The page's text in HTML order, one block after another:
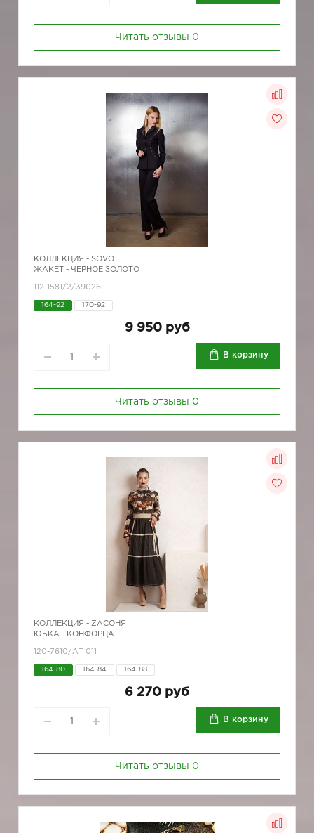
Читать отзывы 0
КОЛЛЕКЦИЯ - SOVO
ЖАКЕТ - ЧЕРНОЕ ЗОЛОТО
112-1581/2/39026
164-92 170-92
9 950 руб
В корзину
Читать отзывы 0
КОЛЛЕКЦИЯ - ZAСОНЯ
ЮБКА - КОНФОРЦА
120-7610/АТ 011
164-80 164-84 164-88
6 270 руб
В корзину
Читать отзывы 0